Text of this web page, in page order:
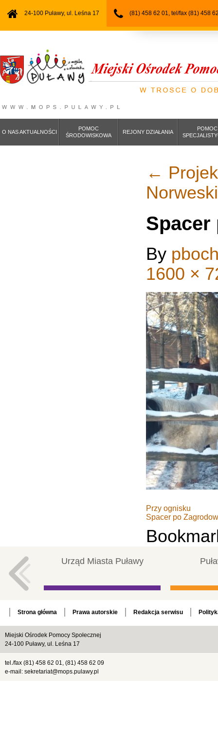
24-100 Puławy, ul. Leśna 17 (81) 458 62 01, tel/fax (81) 458
O NAS AKTUALNOŚCI
POMOC
ŚRODOWISKOWA
REJONY DZIAŁANIA
POMOC
←
Spacer
By
1600 ×
Przy ognisku
Spacer po
Urząd Miasta Puławy
Strona główna Prawa autorskie Redakcja serwisu
Miejski Ośrodek Pomocy Społecznej
24-100 Puławy, ul. Leśna 17
tel./fax (81) 458 62 01, (81) 458 62 09
e-mail: sekretariat@mops.pulawy.pl